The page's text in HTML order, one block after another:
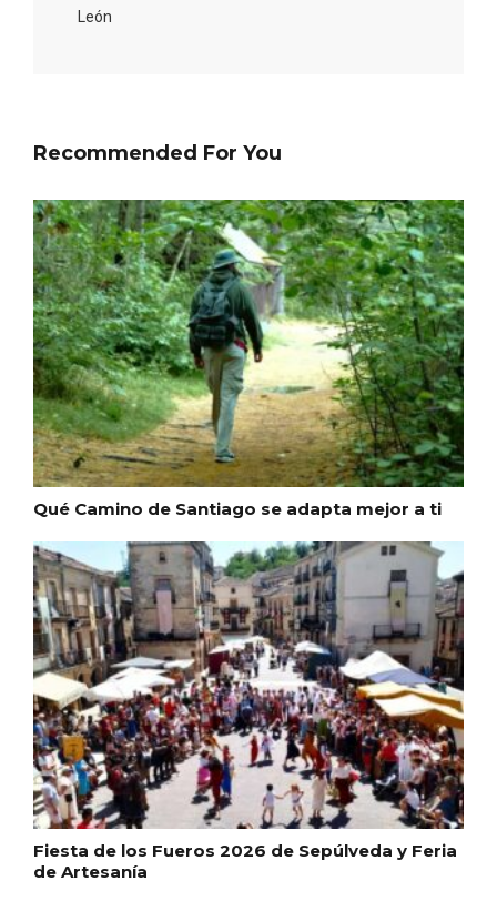
León
Recommended For You
Qué Camino de Santiago se adapta mejor a ti
Fiesta de los Fueros 2026 de Sepúlveda y Feria
de Artesanía
Pino 2026
En marzo, vuelve la mejor gastronomía
de la Trufa Negra de Soria